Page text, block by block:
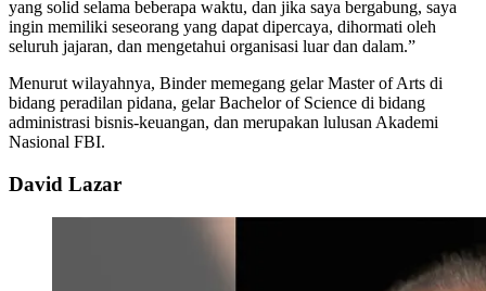
yang solid selama beberapa waktu, dan jika saya bergabung, saya
ingin memiliki seseorang yang dapat dipercaya, dihormati oleh
seluruh jajaran, dan mengetahui organisasi luar dan dalam.”
Menurut wilayahnya, Binder memegang gelar Master of Arts di
bidang peradilan pidana, gelar Bachelor of Science di bidang
administrasi bisnis-keuangan, dan merupakan lulusan Akademi
Nasional FBI.
David Lazar